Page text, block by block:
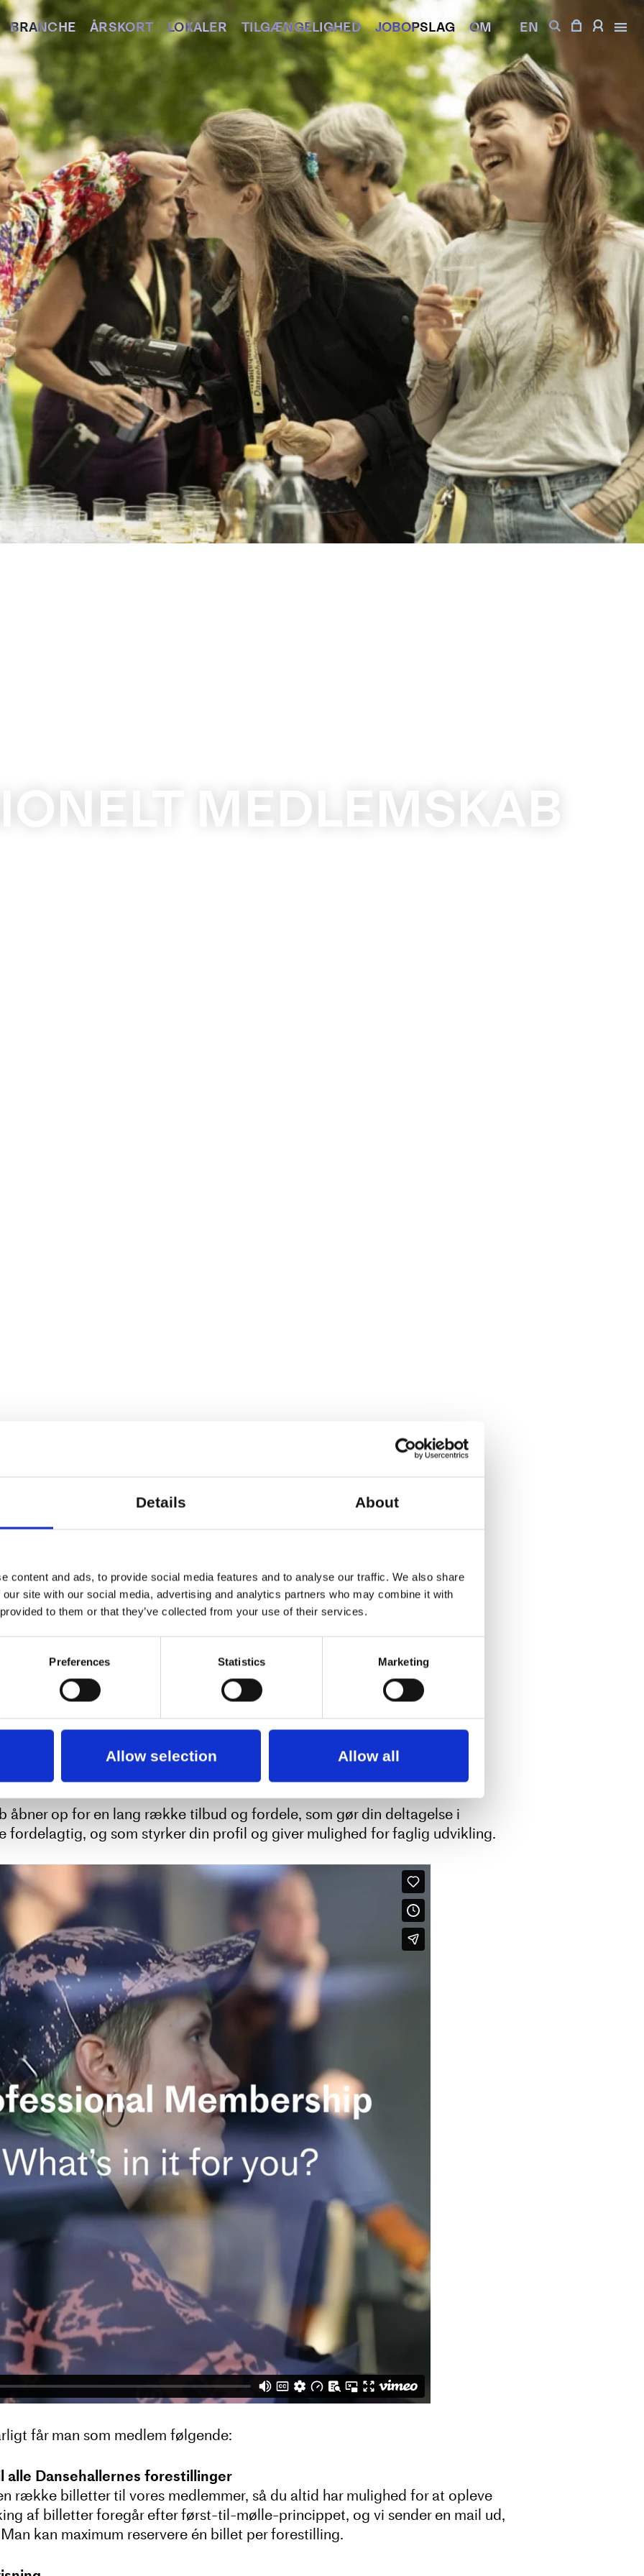
Details About
content and ads, to provide social media features and to analyse our traffic. We also share
site with our social media, advertising and analytics partners who may combine it with
to them or that they’ve collected from your use of their services.
Preferences Statistics Marketing
Allow selection Allow all
BRANCHE ÅRSKORT LOKALER TILGÆNGELIGHED JOBOPSLAG OM EN
MEDLEMSKAB
medlemskab er du med til at styrke
et stærkt fællesskab, hvor vi kan drage nytte af
viden og sammen præge det nationale dansefelt –
åbner op for en lang række tilbud og fordele, som gør din deltagelse i
fordelagtig, og som styrker din profil og giver mulighed for faglig udvikling.
får man som medlem følgende:
Dansehallernes forestillinger
række billetter til vores medlemmer, så du altid har mulighed for at opleve
af billetter foregår efter først-til-mølle-princippet, og vi sender en mail ud,
kan maximum reservere én billet per forestilling.